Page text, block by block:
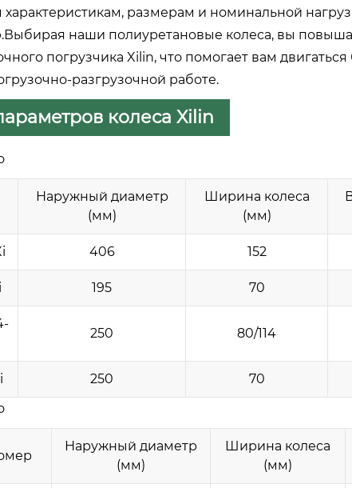
размерам и номинальной
наши полиуретановые колеса, вы
погрузчика Xilin, что помогает вам
разгрузочной работе.
колеса Xilin
Наружный диаметр
(мм)
Ширина колеса
(мм)
406 152
195 70
250 80/114
250 70
Наружный диаметр
(мм)
Ширина колеса
(мм)